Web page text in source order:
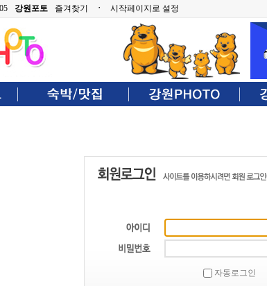
강원포토 즐겨찾기 ㆍ 시작페이지로 설정
자동로그인